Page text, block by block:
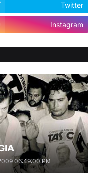
Twitter
Instagram
06:49:00 PM